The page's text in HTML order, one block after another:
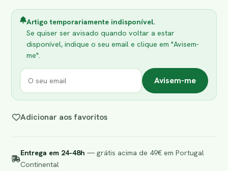
Artigo temporariamente indisponível.
Se quiser ser avisado quando voltar a estar
disponível, indique o seu email e clique em "Avisem-
me".
Avisem-me
Adicionar aos favoritos
Entrega em 24-48h — grátis acima de 49€ em Portugal
Continental